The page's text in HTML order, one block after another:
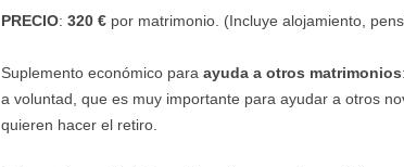
PRECIO: 320 € por matrimonio. (Incluye alojamiento,
Suplemento económico para ayuda a otros matrimonios
a voluntad, que es muy importante para ayudar a otros
quieren hacer el retiro.